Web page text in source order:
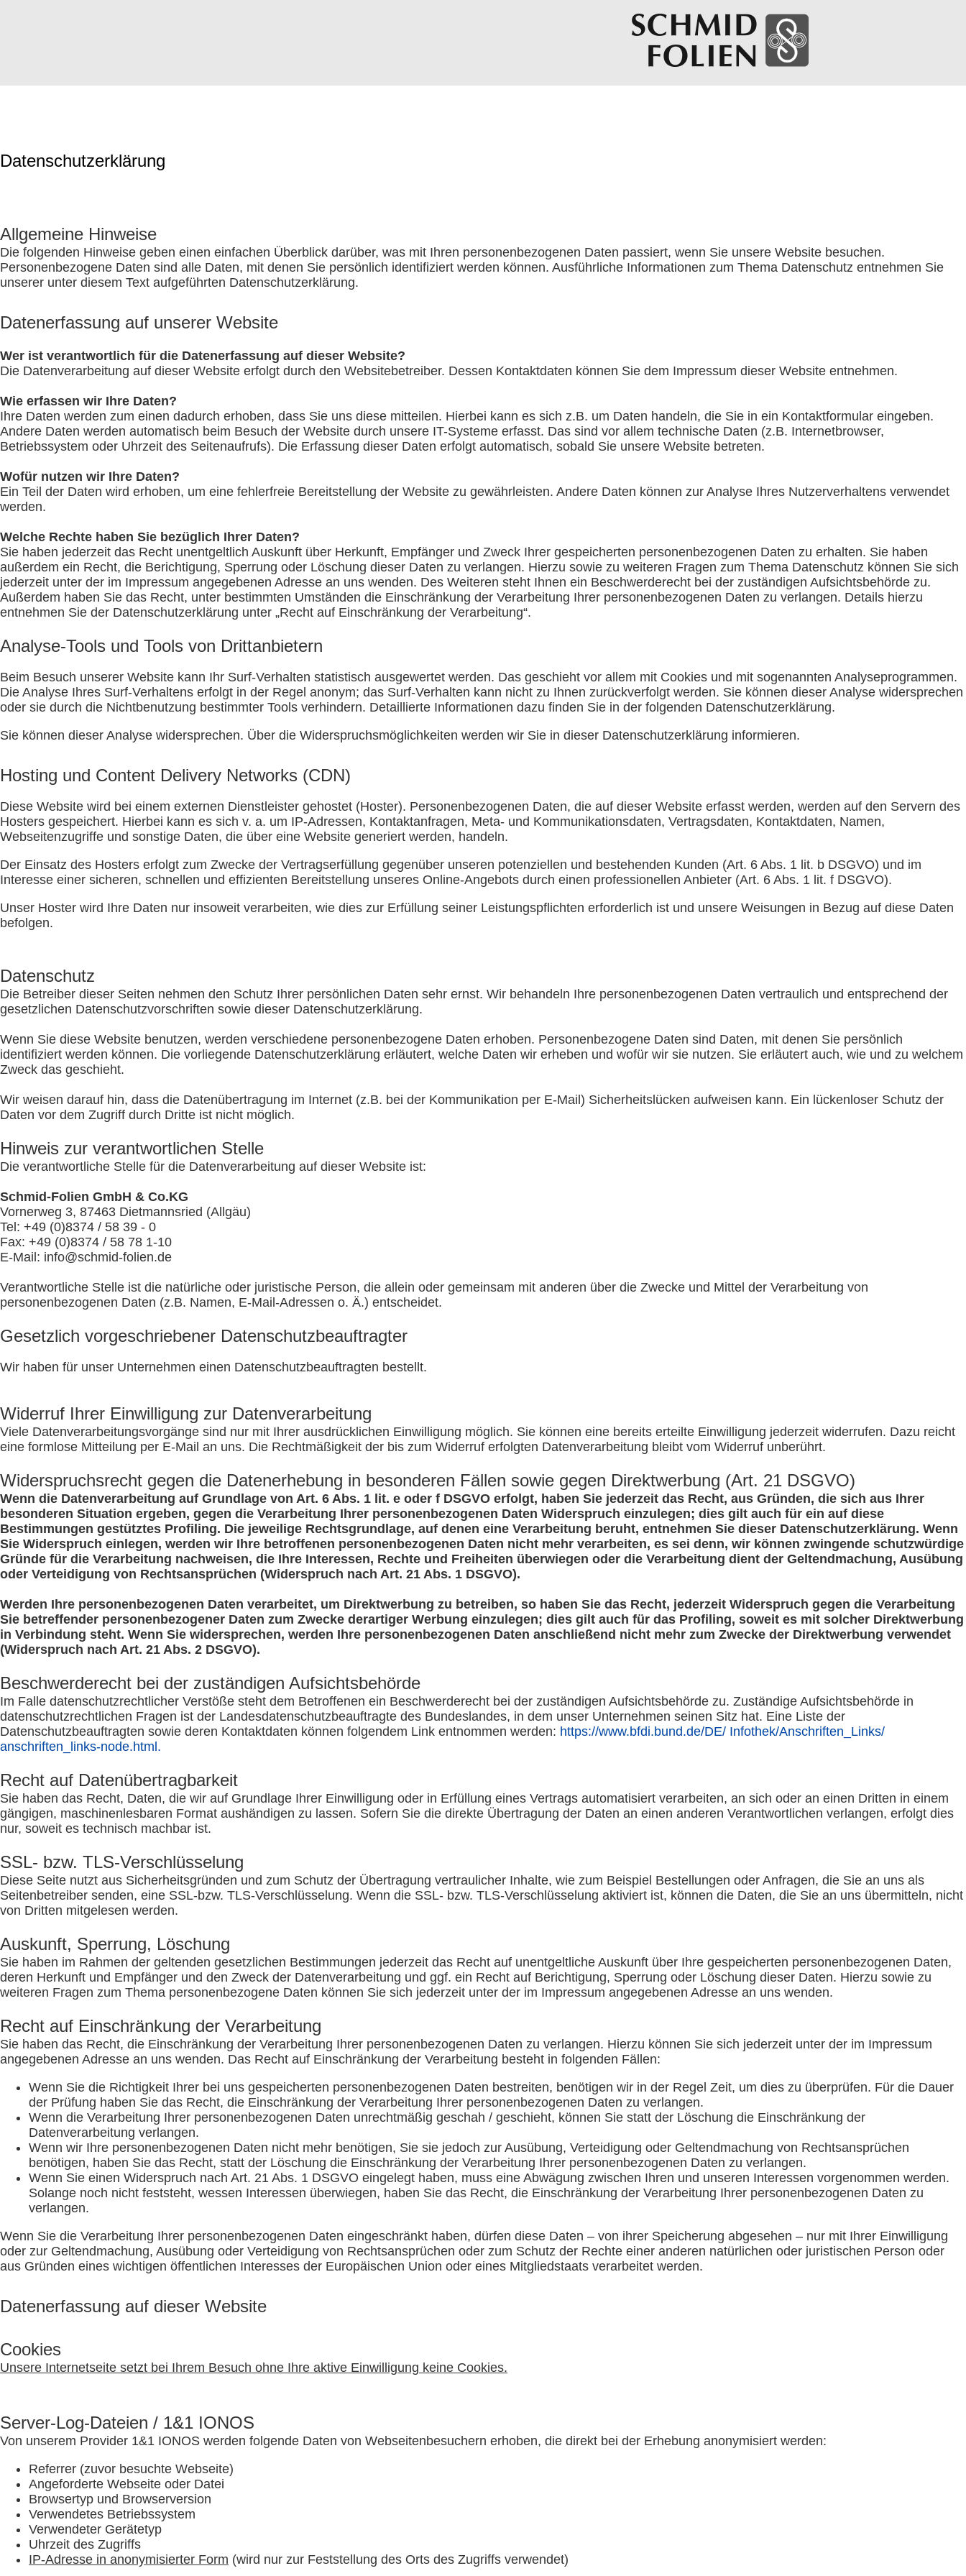
Datenschutzerklärung
Allgemeine Hinweise
Die folgenden Hinweise geben einen einfachen Überblick darüber, was mit Ihren personenbezogenen Daten passiert, wenn Sie unsere Website besuchen.
Personenbezogene Daten sind alle Daten, mit denen Sie persönlich identifiziert werden können. Ausführliche Informationen zum Thema Datenschutz entnehmen Sie
unserer unter diesem Text aufgeführten Datenschutzerklärung.
Datenerfassung auf unserer Website
Wer ist verantwortlich für die Datenerfassung auf dieser Website?
Die Datenverarbeitung auf dieser Website erfolgt durch den Websitebetreiber. Dessen Kontaktdaten können Sie dem Impressum dieser Website entnehmen.
Wie erfassen wir Ihre Daten?
Ihre Daten werden zum einen dadurch erhoben, dass Sie uns diese mitteilen. Hierbei kann es sich z.B. um Daten handeln, die Sie in ein Kontaktformular eingeben.
Andere Daten werden automatisch beim Besuch der Website durch unsere IT-Systeme erfasst. Das sind vor allem technische Daten (z.B. Internetbrowser,
Betriebssystem oder Uhrzeit des Seitenaufrufs). Die Erfassung dieser Daten erfolgt automatisch, sobald Sie unsere Website betreten.
Wofür nutzen wir Ihre Daten?
Ein Teil der Daten wird erhoben, um eine fehlerfreie Bereitstellung der Website zu gewährleisten. Andere Daten können zur Analyse Ihres Nutzerverhaltens verwendet
werden.
Welche Rechte haben Sie bezüglich Ihrer Daten?
Sie haben jederzeit das Recht unentgeltlich Auskunft über Herkunft, Empfänger und Zweck Ihrer gespeicherten personenbezogenen Daten zu erhalten. Sie haben
außerdem ein Recht, die Berichtigung, Sperrung oder Löschung dieser Daten zu verlangen. Hierzu sowie zu weiteren Fragen zum Thema Datenschutz können Sie sich
jederzeit unter der im Impressum angegebenen Adresse an uns wenden. Des Weiteren steht Ihnen ein Beschwerderecht bei der zuständigen Aufsichtsbehörde zu.
Außerdem haben Sie das Recht, unter bestimmten Umständen die Einschränkung der Verarbeitung Ihrer personenbezogenen Daten zu verlangen. Details hierzu
entnehmen Sie der Datenschutzerklärung unter „Recht auf Einschränkung der Verarbeitung“.
Analyse-Tools und Tools von Drittanbietern
Beim Besuch unserer Website kann Ihr Surf-Verhalten statistisch ausgewertet werden. Das geschieht vor allem mit Cookies und mit sogenannten Analyseprogrammen.
Die Analyse Ihres Surf-Verhaltens erfolgt in der Regel anonym; das Surf-Verhalten kann nicht zu Ihnen zurückverfolgt werden. Sie können dieser Analyse widersprechen
oder sie durch die Nichtbenutzung bestimmter Tools verhindern. Detaillierte Informationen dazu finden Sie in der folgenden Datenschutzerklärung.
Sie können dieser Analyse widersprechen. Über die Widerspruchsmöglichkeiten werden wir Sie in dieser Datenschutzerklärung informieren.
Hosting und Content Delivery Networks (CDN)
Diese Website wird bei einem externen Dienstleister gehostet (Hoster). Personenbezogenen Daten, die auf dieser Website erfasst werden, werden auf den Servern des
Hosters gespeichert. Hierbei kann es sich v. a. um IP-Adressen, Kontaktanfragen, Meta- und Kommunikationsdaten, Vertragsdaten, Kontaktdaten, Namen,
Webseitenzugriffe und sonstige Daten, die über eine Website generiert werden, handeln.
Der Einsatz des Hosters erfolgt zum Zwecke der Vertragserfüllung gegenüber unseren potenziellen und bestehenden Kunden (Art. 6 Abs. 1 lit. b DSGVO) und im
Interesse einer sicheren, schnellen und effizienten Bereitstellung unseres Online-Angebots durch einen professionellen Anbieter (Art. 6 Abs. 1 lit. f DSGVO).
Unser Hoster wird Ihre Daten nur insoweit verarbeiten, wie dies zur Erfüllung seiner Leistungspflichten erforderlich ist und unsere Weisungen in Bezug auf diese Daten
befolgen.
Datenschutz
Die Betreiber dieser Seiten nehmen den Schutz Ihrer persönlichen Daten sehr ernst. Wir behandeln Ihre personenbezogenen Daten vertraulich und entsprechend der
gesetzlichen Datenschutzvorschriften sowie dieser Datenschutzerklärung.
Wenn Sie diese Website benutzen, werden verschiedene personenbezogene Daten erhoben. Personenbezogene Daten sind Daten, mit denen Sie persönlich
identifiziert werden können. Die vorliegende Datenschutzerklärung erläutert, welche Daten wir erheben und wofür wir sie nutzen. Sie erläutert auch, wie und zu welchem
Zweck das geschieht.
Wir weisen darauf hin, dass die Datenübertragung im Internet (z.B. bei der Kommunikation per E-Mail) Sicherheitslücken aufweisen kann. Ein lückenloser Schutz der
Daten vor dem Zugriff durch Dritte ist nicht möglich.
Hinweis zur verantwortlichen Stelle
Die verantwortliche Stelle für die Datenverarbeitung auf dieser Website ist:
Schmid-Folien GmbH & Co.KG
Vornerweg 3, 87463 Dietmannsried (Allgäu)
Tel: +49 (0)8374 / 58 39 - 0
Fax: +49 (0)8374 / 58 78 1-10
E-Mail: info@schmid-folien.de
Verantwortliche Stelle ist die natürliche oder juristische Person, die allein oder gemeinsam mit anderen über die Zwecke und Mittel der Verarbeitung von
personenbezogenen Daten (z.B. Namen, E-Mail-Adressen o. Ä.) entscheidet.
Gesetzlich vorgeschriebener Datenschutzbeauftragter
Wir haben für unser Unternehmen einen Datenschutzbeauftragten bestellt.
Widerruf Ihrer Einwilligung zur Datenverarbeitung
Viele Datenverarbeitungsvorgänge sind nur mit Ihrer ausdrücklichen Einwilligung möglich. Sie können eine bereits erteilte Einwilligung jederzeit widerrufen. Dazu reicht
eine formlose Mitteilung per E-Mail an uns. Die Rechtmäßigkeit der bis zum Widerruf erfolgten Datenverarbeitung bleibt vom Widerruf unberührt.
Widerspruchsrecht gegen die Datenerhebung in besonderen Fällen sowie gegen Direktwerbung (Art. 21 DSGVO)
Wenn die Datenverarbeitung auf Grundlage von Art. 6 Abs. 1 lit. e oder f DSGVO erfolgt, haben Sie jederzeit das Recht, aus Gründen, die sich aus Ihrer
besonderen Situation ergeben, gegen die Verarbeitung Ihrer personenbezogenen Daten Widerspruch einzulegen; dies gilt auch für ein auf diese
Bestimmungen gestütztes Profiling. Die jeweilige Rechtsgrundlage, auf denen eine Verarbeitung beruht, entnehmen Sie dieser Datenschutzerklärung. Wenn
Sie Widerspruch einlegen, werden wir Ihre betroffenen personenbezogenen Daten nicht mehr verarbeiten, es sei denn, wir können zwingende schutzwürdige
Gründe für die Verarbeitung nachweisen, die Ihre Interessen, Rechte und Freiheiten überwiegen oder die Verarbeitung dient der Geltendmachung, Ausübung
oder Verteidigung von Rechtsansprüchen (Widerspruch nach Art. 21 Abs. 1 DSGVO).
Werden Ihre personenbezogenen Daten verarbeitet, um Direktwerbung zu betreiben, so haben Sie das Recht, jederzeit Widerspruch gegen die Verarbeitung
Sie betreffender personenbezogener Daten zum Zwecke derartiger Werbung einzulegen; dies gilt auch für das Profiling, soweit es mit solcher Direktwerbung
in Verbindung steht. Wenn Sie widersprechen, werden Ihre personenbezogenen Daten anschließend nicht mehr zum Zwecke der Direktwerbung verwendet
(Widerspruch nach Art. 21 Abs. 2 DSGVO).
Beschwerderecht bei der zuständigen Aufsichtsbehörde
Im Falle datenschutzrechtlicher Verstöße steht dem Betroffenen ein Beschwerderecht bei der zuständigen Aufsichtsbehörde zu. Zuständige Aufsichtsbehörde in
datenschutzrechtlichen Fragen ist der Landesdatenschutzbeauftragte des Bundeslandes, in dem unser Unternehmen seinen Sitz hat. Eine Liste der
Datenschutzbeauftragten sowie deren Kontaktdaten können folgendem Link entnommen werden: https://www.bfdi.bund.de/DE/ Infothek/Anschriften_Links/
anschriften_links-node.html.
Recht auf Datenübertragbarkeit
Sie haben das Recht, Daten, die wir auf Grundlage Ihrer Einwilligung oder in Erfüllung eines Vertrags automatisiert verarbeiten, an sich oder an einen Dritten in einem
gängigen, maschinenlesbaren Format aushändigen zu lassen. Sofern Sie die direkte Übertragung der Daten an einen anderen Verantwortlichen verlangen, erfolgt dies
nur, soweit es technisch machbar ist.
SSL- bzw. TLS-Verschlüsselung
Diese Seite nutzt aus Sicherheitsgründen und zum Schutz der Übertragung vertraulicher Inhalte, wie zum Beispiel Bestellungen oder Anfragen, die Sie an uns als
Seitenbetreiber senden, eine SSL-bzw. TLS-Verschlüsselung. Wenn die SSL- bzw. TLS-Verschlüsselung aktiviert ist, können die Daten, die Sie an uns übermitteln, nicht
von Dritten mitgelesen werden.
Auskunft, Sperrung, Löschung
Sie haben im Rahmen der geltenden gesetzlichen Bestimmungen jederzeit das Recht auf unentgeltliche Auskunft über Ihre gespeicherten personenbezogenen Daten,
deren Herkunft und Empfänger und den Zweck der Datenverarbeitung und ggf. ein Recht auf Berichtigung, Sperrung oder Löschung dieser Daten. Hierzu sowie zu
weiteren Fragen zum Thema personenbezogene Daten können Sie sich jederzeit unter der im Impressum angegebenen Adresse an uns wenden.
Recht auf Einschränkung der Verarbeitung
Sie haben das Recht, die Einschränkung der Verarbeitung Ihrer personenbezogenen Daten zu verlangen. Hierzu können Sie sich jederzeit unter der im Impressum
angegebenen Adresse an uns wenden. Das Recht auf Einschränkung der Verarbeitung besteht in folgenden Fällen:
Wenn Sie die Richtigkeit Ihrer bei uns gespeicherten personenbezogenen Daten bestreiten, benötigen wir in der Regel Zeit, um dies zu überprüfen. Für die Dauer
der Prüfung haben Sie das Recht, die Einschränkung der Verarbeitung Ihrer personenbezogenen Daten zu verlangen.
Wenn die Verarbeitung Ihrer personenbezogenen Daten unrechtmäßig geschah / geschieht, können Sie statt der Löschung die Einschränkung der
Datenverarbeitung verlangen.
Wenn wir Ihre personenbezogenen Daten nicht mehr benötigen, Sie sie jedoch zur Ausübung, Verteidigung oder Geltendmachung von Rechtsansprüchen
benötigen, haben Sie das Recht, statt der Löschung die Einschränkung der Verarbeitung Ihrer personenbezogenen Daten zu verlangen.
Wenn Sie einen Widerspruch nach Art. 21 Abs. 1 DSGVO eingelegt haben, muss eine Abwägung zwischen Ihren und unseren Interessen vorgenommen werden.
Solange noch nicht feststeht, wessen Interessen überwiegen, haben Sie das Recht, die Einschränkung der Verarbeitung Ihrer personenbezogenen Daten zu
verlangen.
Wenn Sie die Verarbeitung Ihrer personenbezogenen Daten eingeschränkt haben, dürfen diese Daten – von ihrer Speicherung abgesehen – nur mit Ihrer Einwilligung
oder zur Geltendmachung, Ausübung oder Verteidigung von Rechtsansprüchen oder zum Schutz der Rechte einer anderen natürlichen oder juristischen Person oder
aus Gründen eines wichtigen öffentlichen Interesses der Europäischen Union oder eines Mitgliedstaats verarbeitet werden.
Datenerfassung auf dieser Website
Cookies
Unsere Internetseite setzt bei Ihrem Besuch ohne Ihre aktive Einwilligung keine Cookies.
Server-Log-Dateien / 1&1 IONOS
Von unserem Provider 1&1 IONOS werden folgende Daten von Webseitenbesuchern erhoben, die direkt bei der Erhebung anonymisiert werden:
Referrer (zuvor besuchte Webseite)
Angeforderte Webseite oder Datei
Browsertyp und Browserversion
Verwendetes Betriebssystem
Verwendeter Gerätetyp
Uhrzeit des Zugriffs
IP-Adresse in anonymisierter Form (wird nur zur Feststellung des Orts des Zugriffs verwendet)